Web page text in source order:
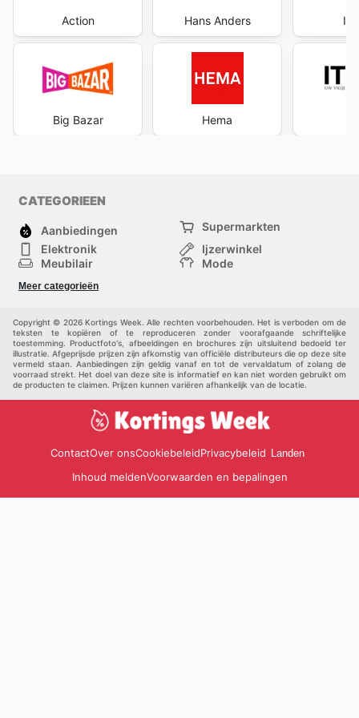
Action
Big Bazar
Hans Anders
Hema
CATEGORIEEN
Aanbiedingen
Supermarkten
Elektronik
Ijzerwinkel
Meubilair
Mode
Schoonheid
Meer categorieën
Copyright © 2026 Kortings Week. Alle rechten voorbehouden. Het is verboden om de
teksten te kopiëren of te reproduceren zonder voorafgaande schriftelijke
toestemming. Productfoto's, afbeeldingen en brochures zijn uitsluitend bedoeld ter
illustratie. Afgeprijsde prijzen zijn afkomstig van officiële distributeurs die op deze site
vermeld staan. Aanbiedingen zijn geldig vanaf en tot de vervaldatum of zolang de
voorraad strekt. Het doel van deze site is informatief en kan niet worden gebruikt om
de producten te claimen. Prijzen kunnen variëren afhankelijk van de locatie.
ContactOver onsCookiebeleidPrivacybeleid Landen
Inhoud meldenVoorwaarden en bepalingen